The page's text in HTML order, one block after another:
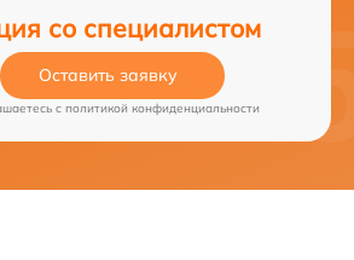
со специалистом
Оставить заявку
c политикой конфиденциальности